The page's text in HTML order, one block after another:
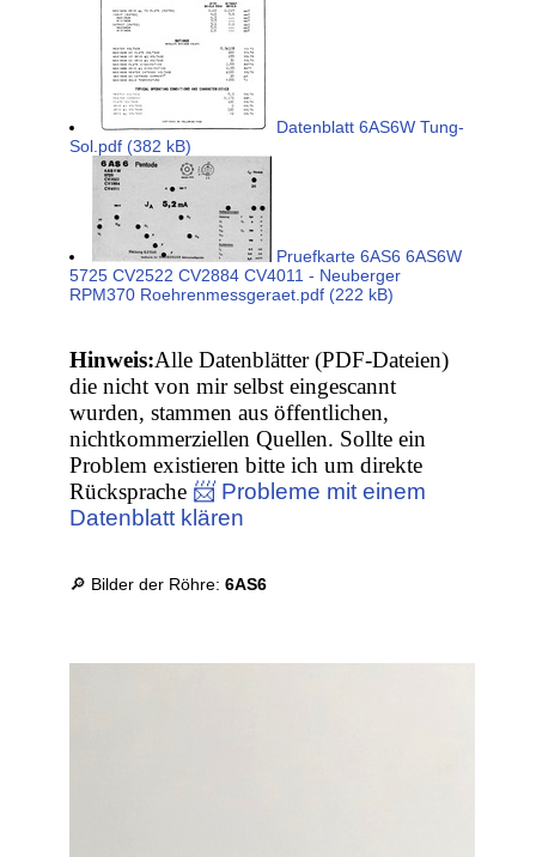
Datenblatt 6AS6W Tung-
Sol.pdf (382 kB)
Pruefkarte 6AS6 6AS6W
5725 CV2522 CV2884 CV4011 - Neuberger
RPM370 Roehrenmessgeraet.pdf (222 kB)
Hinweis:Alle Datenblätter (PDF-Dateien)
die nicht von mir selbst eingescannt
wurden, stammen aus öffentlichen,
nichtkommerziellen Quellen. Sollte ein
Problem existieren bitte ich um direkte
Rücksprache 📨 Probleme mit einem
Datenblatt klären
🔎 Bilder der Röhre:6AS6